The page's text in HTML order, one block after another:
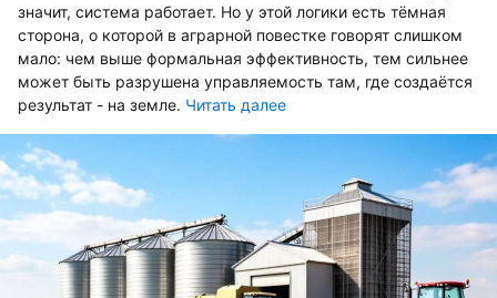
значит, система работает. Но у этой логики есть тёмная
сторона, о которой в аграрной повестке говорят слишком
мало: чем выше формальная эффективность, тем сильнее
может быть разрушена управляемость там, где создаётся
результат - на земле. Читать далее